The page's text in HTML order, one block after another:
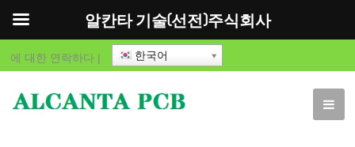
에 대한 연락하다 | 한국어
알칸타 기술(선전)주식회사